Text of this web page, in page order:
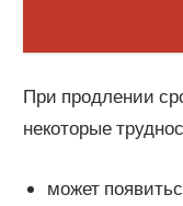
При продлении
некоторые
может